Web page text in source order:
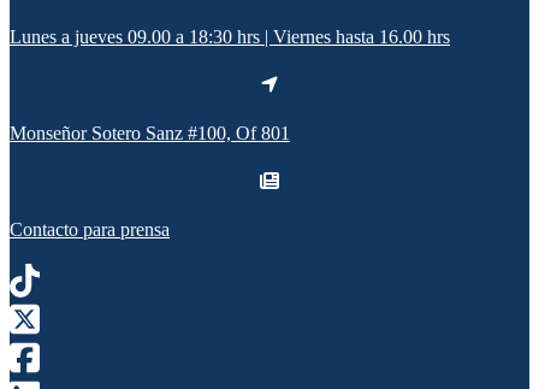
Lunes a jueves 09.00 a 18:30 hrs | Viernes hasta 16.00 hrs
Monseñor Sotero Sanz #100, Of 801
Contacto para prensa